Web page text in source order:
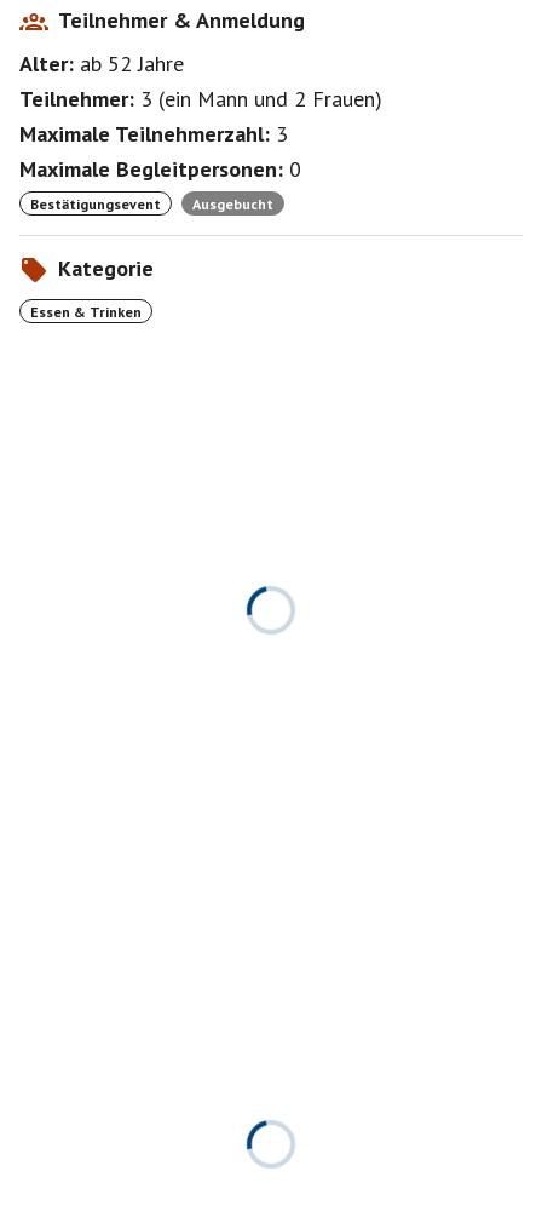
Teilnehmer & Anmeldung
Alter: ab 52Jahre
Teilnehmer: 3 (ein Mann und 2 Frauen)
Maximale Teilnehmerzahl: 3
Maximale Begleitpersonen: 0
Bestätigungsevent Ausgebucht
Kategorie
Essen & Trinken